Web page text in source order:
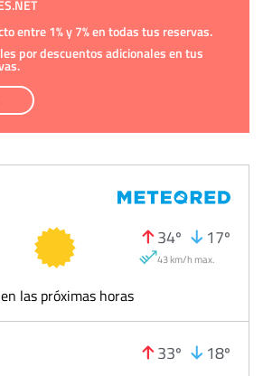
entre 1% y 7% en todas tus reservas.
por descuentos adicionales en tus
34º 17º
43 km/h max.
las próximas horas
33º 18º